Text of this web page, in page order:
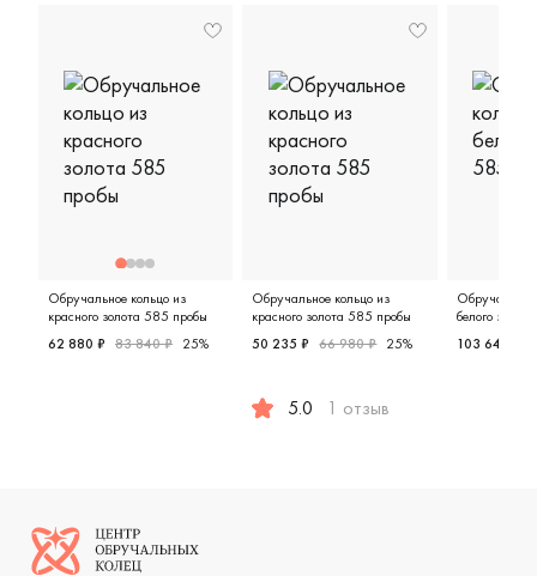
Обручальное кольцо из
красного золота 585 пробы
Женские, парные, красное золото 585 пробы,
62 880 ₽ 83 840 ₽ 25%
Обручальное кольцо из
красного золота 585 пробы
50 235 ₽ 66 980 ₽ 25%
5.0 1 отзыв
белого
103 643 ₽
Логотип компании